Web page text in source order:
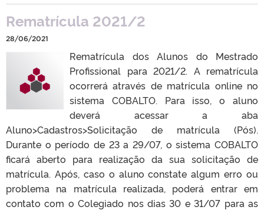
Rematrícula 2021/2
28/06/2021
Rematrícula dos Alunos do Mestrado
Profissional para 2021/2. A rematrícula
ocorrerá através de matrícula online no
sistema COBALTO. Para isso, o aluno
deverá acessar a aba
Aluno>Cadastros>Solicitação de matrícula (Pós).
Durante o período de 23 a 29/07, o sistema COBALTO
ficará aberto para realização da sua solicitação de
matrícula. Após, caso o aluno constate algum erro ou
problema na matrícula realizada, poderá entrar em
contato com o Colegiado nos dias 30 e 31/07 para as